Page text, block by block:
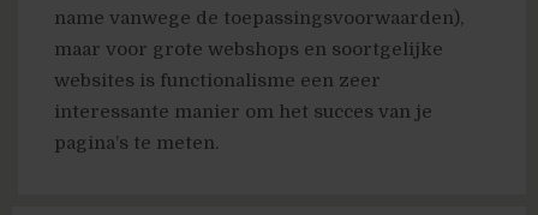
name vanwege de toepassingsvoorwaarden),
maar voor grote webshops en soortgelijke
websites is functionalisme een zeer
interessante manier om het succes van je
pagina’s te meten.